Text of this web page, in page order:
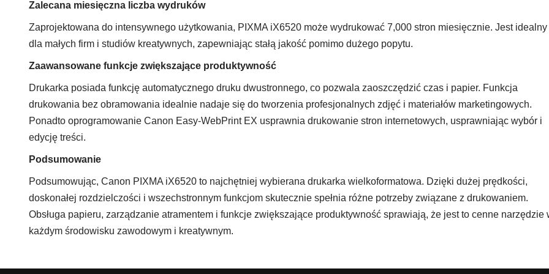
Zalecana miesięczna liczba wydruków
Zaprojektowana do intensywnego użytkowania, PIXMA iX6520 może wydrukować 7,000 stron miesięcznie. Jest idealny
dla małych firm i studiów kreatywnych, zapewniając stałą jakość pomimo dużego popytu.
Zaawansowane funkcje zwiększające produktywność
Drukarka posiada funkcję automatycznego druku dwustronnego, co pozwala zaoszczędzić czas i papier. Funkcja
drukowania bez obramowania idealnie nadaje się do tworzenia profesjonalnych zdjęć i materiałów marketingowych.
Ponadto oprogramowanie Canon Easy-WebPrint EX usprawnia drukowanie stron internetowych, usprawniając wybór i
edycję treści.
Podsumowanie
Podsumowując, Canon PIXMA iX6520 to najchętniej wybierana drukarka wielkoformatowa. Dzięki dużej prędkości,
doskonałej rozdzielczości i wszechstronnym funkcjom skutecznie spełnia różne potrzeby związane z drukowaniem.
Obsługa papieru, zarządzanie atramentem i funkcje zwiększające produktywność sprawiają, że jest to cenne narzędzie
każdym środowisku zawodowym i kreatywnym.